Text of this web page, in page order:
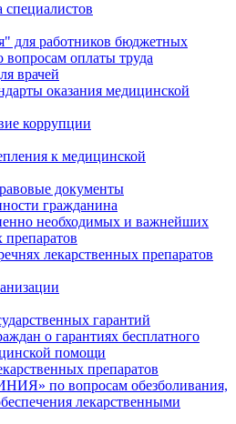
для работников бюджетных
оплаты труда
врачей
оказания медицинской
коррупции
к медицинской
документы
гражданина
необходимых и важнейших
препаратов
лекарственных препаратов
гарантий
о гарантиях бесплатного
помощи
препаратов
по вопросам обезболивания,
лекарственными